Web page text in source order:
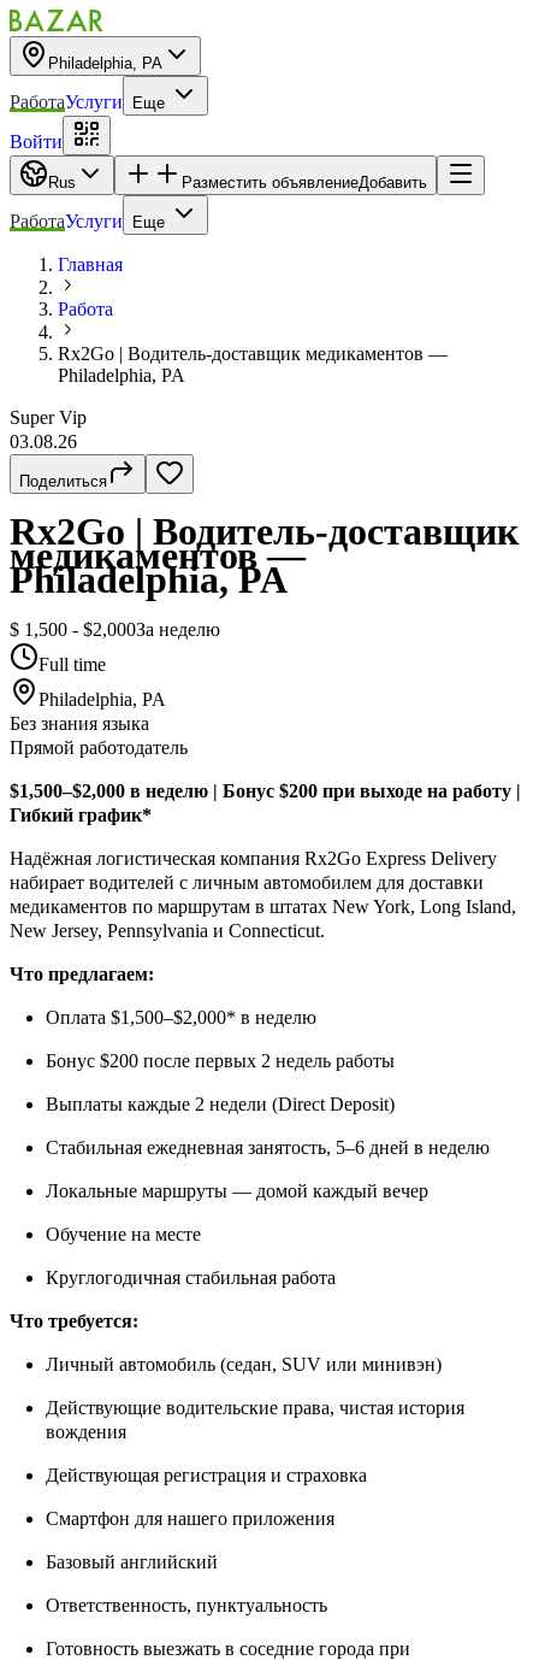
Philadelphia, PA
РаботаУслуги Еще
Войти
Rus Разместить объявлениеДобавить
РаботаУслуги Еще
Главная
Работа
Rx2Go | Водитель-доставщик медикаментов —
Philadelphia, PA
Super Vip
03.08.26
Поделиться
Rx2Go | Водитель-доставщик
медикаментов —
Philadelphia, PA
$ 1,500 - $2,000За неделю
Full time
Philadelphia, PA
Без знания языка
Прямой работодатель
$1,500–$2,000 в неделю | Бонус $200 при выходе на работу |
Гибкий график*
Надёжная логистическая компания Rx2Go Express Delivery
набирает водителей с личным автомобилем для доставки
медикаментов по маршрутам в штатах New York, Long Island,
New Jersey, Pennsylvania и Connecticut.
Что предлагаем:
Оплата $1,500–$2,000* в неделю
Бонус $200 после первых 2 недель работы
Выплаты каждые 2 недели (Direct Deposit)
Стабильная ежедневная занятость, 5–6 дней в неделю
Локальные маршруты — домой каждый вечер
Обучение на месте
Круглогодичная стабильная работа
Что требуется:
Личный автомобиль (седан, SUV или минивэн)
Действующие водительские права, чистая история
вождения
Действующая регистрация и страховка
Смартфон для нашего приложения
Базовый английский
Ответственность, пунктуальность
Готовность выезжать в соседние города при